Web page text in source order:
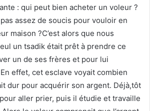
: qui peut bien acheter un voleur ?
assez de soucis pour vouloir en
maison ?C’est alors que nous
un tsadik était prêt à prendre ce
un de ses frères et pour lui
effet, cet esclave voyait combien
dur pour acquérir son argent. Déjà,tôt
aller prier, puis il étudie et travaille